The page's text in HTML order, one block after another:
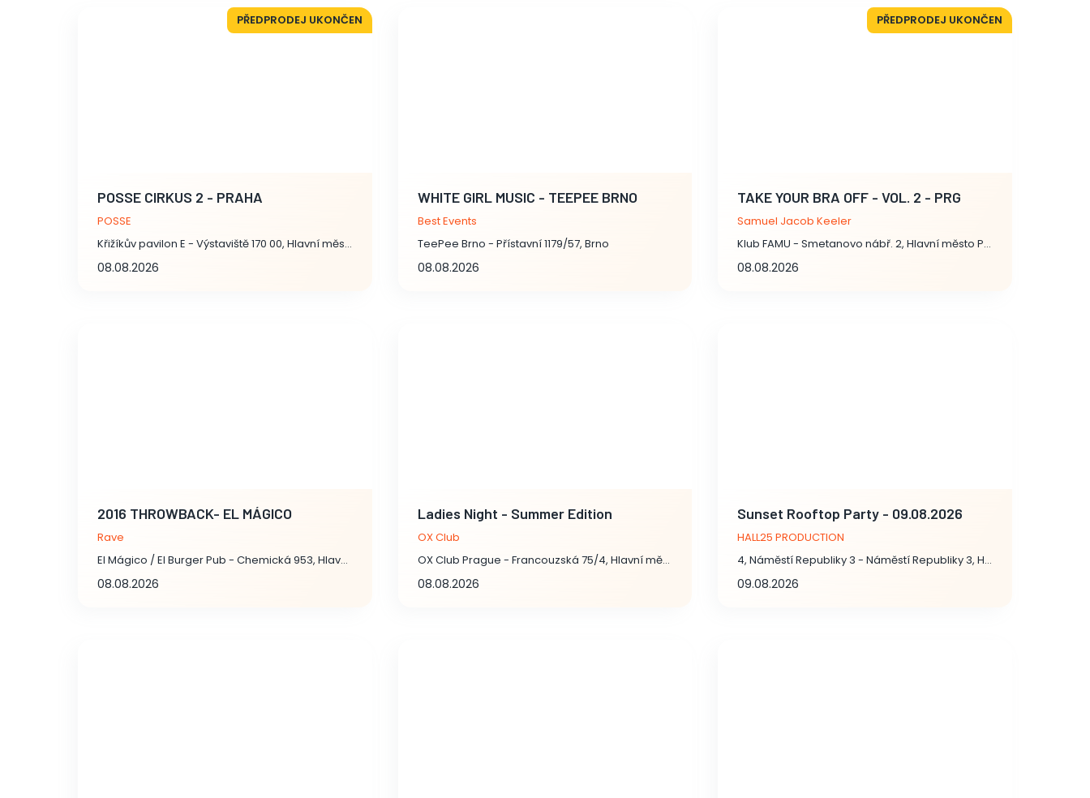
PŘEDPRODEJ UKONČEN
POSSE CIRKUS 2 - PRAHA
POSSE
Křižíkův pavilon E - Výstaviště 170 00, Hlavní město Praha
08.08.2026
WHITE GIRL MUSIC - TEEPEE BRNO
Best Events
TeePee Brno - Přístavní 1179/57, Brno
08.08.2026
PŘEDPRODEJ UKONČEN
TAKE YOUR BRA OFF - VOL. 2 - PRG
Samuel Jacob Keeler
Klub FAMU - Smetanovo nábř. 2, Hlavní město Praha
08.08.2026
2016 THROWBACK- EL MÁGICO
Rave
El Mágico / El Burger Pub - Chemická 953, Hlavní město Praha
08.08.2026
Ladies Night - Summer Edition
OX Club
OX Club Prague - Francouzská 75/4, Hlavní město Praha
08.08.2026
Sunset Rooftop Party - 09.08.2026
HALL25 PRODUCTION
4, Náměstí Republiky 3 - Náměstí Republiky 3, Hlavní město Praha
09.08.2026